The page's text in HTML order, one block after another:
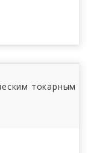
токарным